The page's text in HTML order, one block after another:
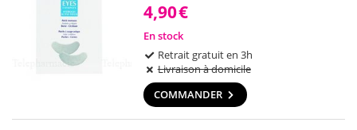
4,90€
En stock
Retrait gratuit en 3h
Livraison à domicile
COMMANDER